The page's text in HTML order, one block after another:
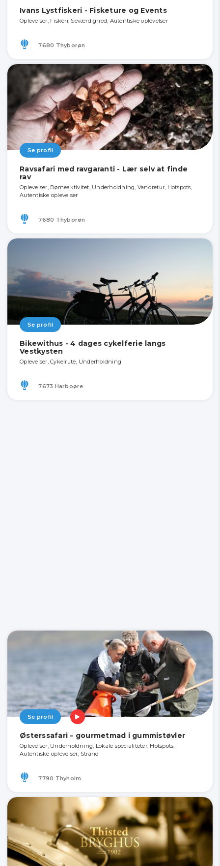
Ivans Lystfiskeri - Fisketure og Events
Oplevelser, Fiskeri, Seværdighed, Autentiske oplevelser
7680 Thyborøn
Se profil
Ravsafari med ravgaranti - Lær selv at finde
rav
Oplevelser, Børneaktivitet, Underholdning, Vandretur, Hotspots,
Autentiske oplevelser
7680 Thyborøn
Se profil
Bikewithus - 4 dages cykelferie langs
Vestkysten
Oplevelser, Cykelrute, Underholdning
7673 Harboøre
Se profil
Østerssafari – gourmetmad i gummistøvler
Oplevelser, Underholdning, Lokale specialiteter, Hotspots,
Autentiske oplevelser, Strand
7790 Thyholm